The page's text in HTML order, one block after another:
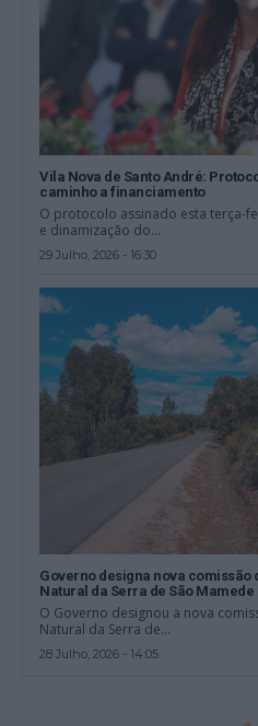
Vila Nova de Santo André:
caminho a financiamento
O protocolo assinado esta terça-
e dinamização do...
29 Julho, 2026 - 16:30
Governo designa nova comissão
Natural da Serra de São Mamede
O Governo designou a nova
Natural da Serra de...
28 Julho, 2026 - 14:05